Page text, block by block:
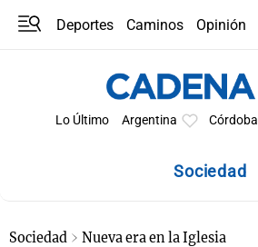
Deportes Caminos
Opinión
Lo Último Argentina Córdoba
Sociedad
Sociedad Nueva era en la Iglesia